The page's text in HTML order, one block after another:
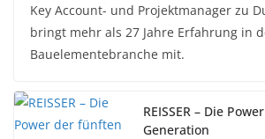
Key Account- und Projektmanager zu
bringt mehr als 27 Jahre Erfahrung in
Bauelementebranche mit.
REISSER – Die
Generation